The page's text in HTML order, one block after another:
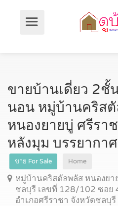
ขายบ้านเดี่ยว 2ชั้
นอน หมู่บ้านคริส
หนองยายบู่ ศรีรา
หลังมุม บรรยากา
ขาย For Sale Home
หมู่บ้านคริสตัลพลัส หนองยา
ชลบุรี เลขที่ 128/102 ซอย
อำเภอศรีราชา จังหวัดชลบุรี